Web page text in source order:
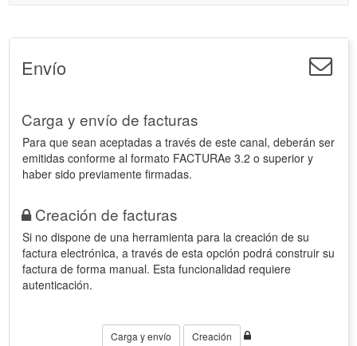
Envío
Carga y envío de facturas
Para que sean aceptadas a través de este canal, deberán ser
emitidas conforme al formato FACTURAe 3.2 o superior y
haber sido previamente firmadas.
Creación de facturas
Si no dispone de una herramienta para la creación de su
factura electrónica, a través de esta opción podrá construir su
factura de forma manual. Esta funcionalidad requiere
autenticación.
Carga y envío Creación